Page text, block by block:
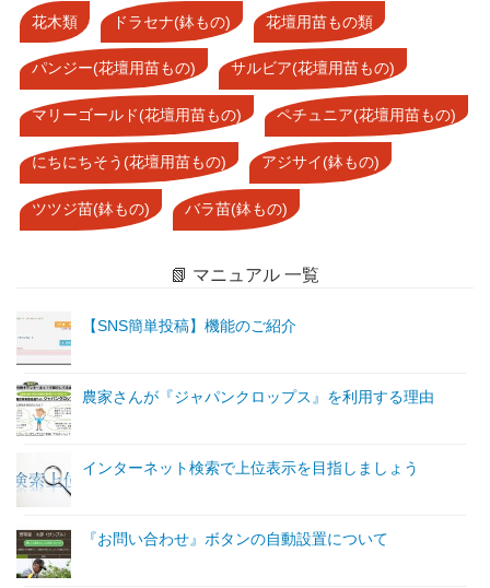
花木類 ドラセナ(鉢もの) 花壇用苗もの類
パンジー(花壇用苗もの) サルビア(花壇用苗もの)
マリーゴールド(花壇用苗もの) ペチュニア(花壇用苗もの)
にちにちそう(花壇用苗もの) アジサイ(鉢もの)
ツツジ苗(鉢もの) バラ苗(鉢もの)
📗 マニュアル 一覧
【SNS簡単投稿】機能のご紹介
農家さんが『ジャパンクロップス』を利用する理由
インターネット検索で上位表示を目指しましょう
『お問い合わせ』ボタンの自動設置について